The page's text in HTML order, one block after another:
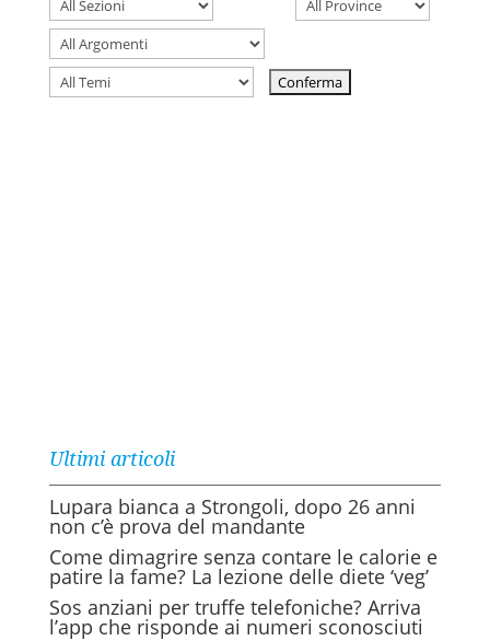
Ultimi articoli
Lupara bianca a Strongoli, dopo 26 anni
non c’è prova del mandante
Come dimagrire senza contare le calorie e
patire la fame? La lezione delle diete ‘veg’
Sos anziani per truffe telefoniche? Arriva
l’app che risponde ai numeri sconosciuti